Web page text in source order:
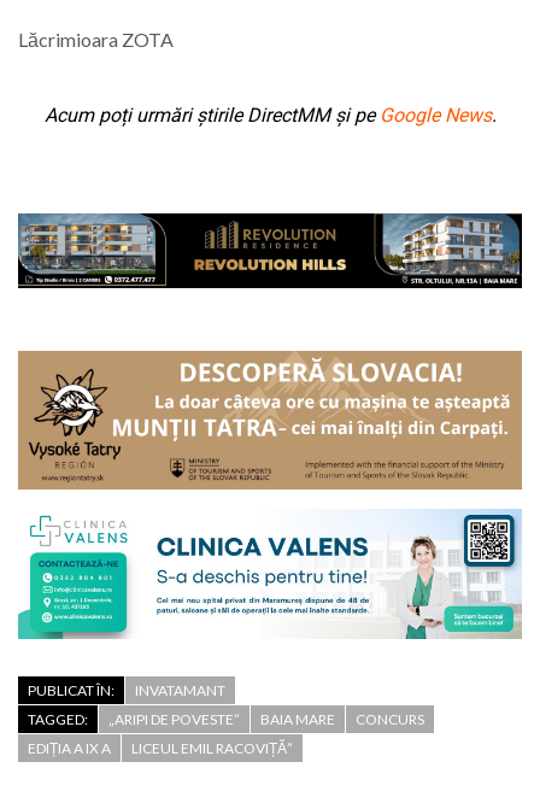
Lăcrimioara ZOTA
Acum poți urmări știrile DirectMM și pe Google News.
PUBLICAT ÎN:
INVATAMANT
TAGGED:
„ARIPI DE POVESTE” BAIA MARE
CONCURS
EDIȚIA A IX A
LICEUL EMIL RACOVIȚĂ”